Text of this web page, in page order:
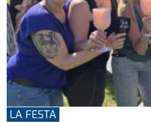
LA FESTA